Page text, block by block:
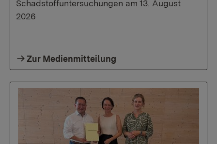
Schadstoffuntersuchungen am 13. August
2026
Zur Medienmitteilung